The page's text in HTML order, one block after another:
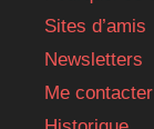
Sites d’amis
Newsletters
Me contacter